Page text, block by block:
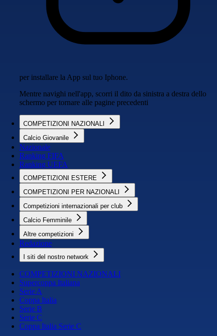
per installare la App sul tuo Iphone.
Mentre navighi nell'app, scorri il dito da sinistra a destra dello
schermo per tornare alle pagine precedenti
COMPETIZIONI NAZIONALI
Calcio Giovanile
Nazionale
Ranking FIFA
Ranking UEFA
COMPETIZIONI ESTERE
COMPETIZIONI PER NAZIONALI
Competizioni internazionali per club
Calcio Femminile
Altre competizioni
Redazione
I siti del nostro network
COMPETIZIONI NAZIONALI
Supercoppa Italiana
Serie A
Coppa Italia
Serie B
Serie C
Coppa Italia Serie C